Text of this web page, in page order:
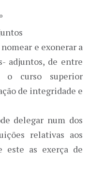
e exonerar a
adjuntos, de entre
o curso superior
de integridade e
delegar num dos
relativas aos
este as exerça de